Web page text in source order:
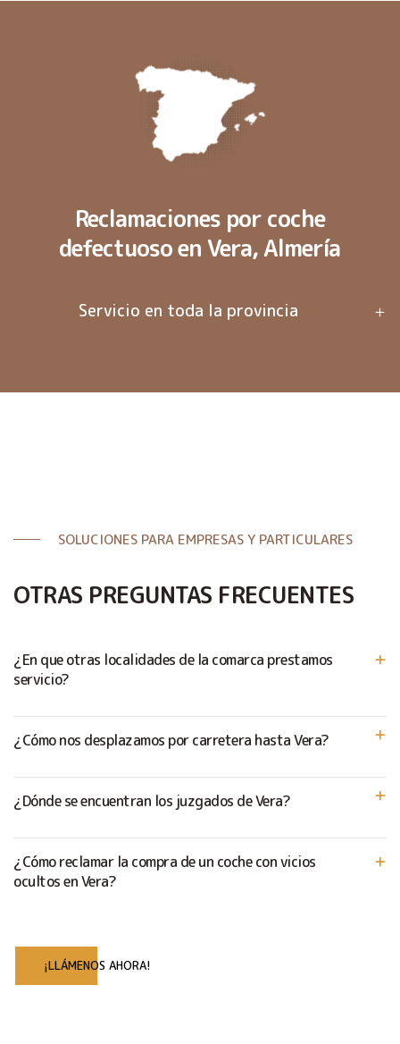
Reclamaciones por coche
defectuoso en Vera, Almería
Servicio en toda la provincia
SOLUCIONES PARA EMPRESAS Y PARTICULARES
OTRAS PREGUNTAS FRECUENTES
¿En que otras localidades de la comarca prestamos
servicio?
¿Cómo nos desplazamos por carretera hasta Vera?
¿Dónde se encuentran los juzgados de Vera?
¿Cómo reclamar la compra de un coche con vicios
ocultos en Vera?
¡LLÁMENOS AHORA!